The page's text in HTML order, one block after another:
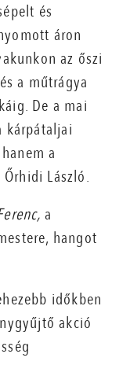
és
áron
az őszi
a műtrágya
De a mai
kárpátaljai
a
László.
a
hangot
időkben
akció